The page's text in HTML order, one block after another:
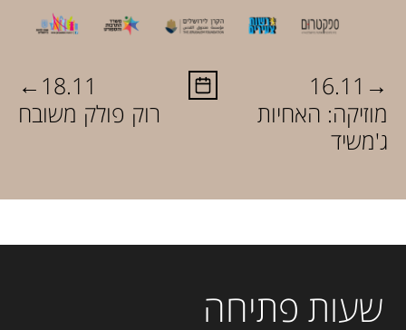
← 18.11
רוק פולק משובח
16.11 →
מוזיקה: האחיות
ג'משיד
שעות פתיחה